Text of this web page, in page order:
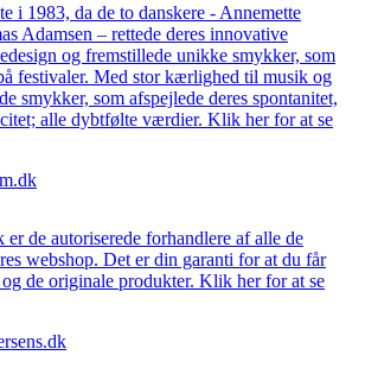
i 1983, da de to danskere - Annemette
Adamsen – rettede deres innovative
og fremstillede unikke smykker, som
festivaler. Med stor kærlighed til musik og
smykker, som afspejlede deres spontanitet,
alle dybtfølte værdier. Klik her for at se
er de autoriserede forhandlere af alle de
webshop. Det er din garanti for at du får
og de originale produkter. Klik her for at se